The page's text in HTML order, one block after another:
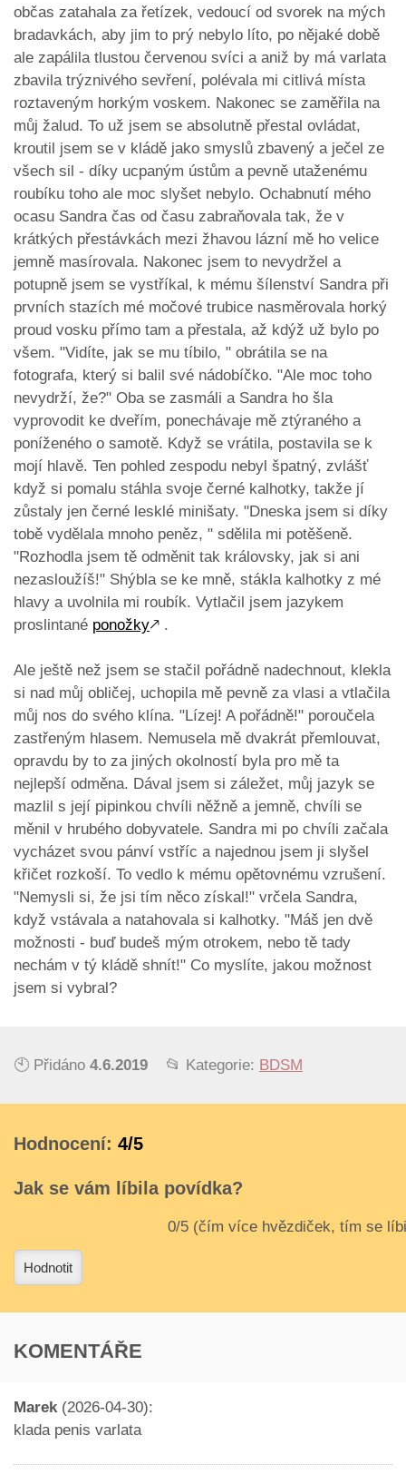
občas zatahala za řetízek, vedoucí od svorek na mých
bradavkách, aby jim to prý nebylo líto, po nějaké době
ale zapálila tlustou červenou svíci a aniž by má varlata
zbavila trýznivého sevření, polévala mi citlivá místa
roztaveným horkým voskem. Nakonec se zaměřila na
můj žalud. To už jsem se absolutně přestal ovládat,
kroutil jsem se v kládě jako smyslů zbavený a ječel ze
všech sil - díky ucpaným ústům a pevně utaženému
roubíku toho ale moc slyšet nebylo. Ochabnutí mého
ocasu Sandra čas od času zabraňovala tak, že v
krátkých přestávkách mezi žhavou lázní mě ho velice
jemně masírovala. Nakonec jsem to nevydržel a
potupně jsem se vystříkal, k mému šílenství Sandra při
prvních stazích mé močové trubice nasměrovala horký
proud vosku přímo tam a přestala, až kdýž už bylo po
všem. "Vidíte, jak se mu tíbilo, " obrátila se na
fotografa, který si balil své nádobíčko. "Ale moc toho
nevydrží, že?" Oba se zasmáli a Sandra ho šla
vyprovodit ke dveřím, ponechávaje mě ztýraného a
poníženého o samotě. Když se vrátila, postavila se k
mojí hlavě. Ten pohled zespodu nebyl špatný, zvlášť
když si pomalu stáhla svoje černé kalhotky, takže jí
zůstaly jen černé lesklé minišaty. "Dneska jsem si díky
tobě vydělala mnoho peněz, " sdělila mi potěšeně.
"Rozhodla jsem tě odměnit tak královsky, jak si ani
nezasloužíš!" Shýbla se ke mně, stákla kalhotky z mé
hlavy a uvolnila mi roubík. Vytlačil jsem jazykem
proslintané ponožky🡕 .
Ale ještě než jsem se stačil pořádně nadechnout, klekla
si nad můj obličej, uchopila mě pevně za vlasi a vtlačila
můj nos do svého klína. "Lízej! A pořádně!" poroučela
zastřeným hlasem. Nemusela mě dvakrát přemlouvat,
opravdu by to za jiných okolností byla pro mě ta
nejlepší odměna. Dával jsem si záležet, můj jazyk se
mazlil s její pipinkou chvíli něžně a jemně, chvíli se
měnil v hrubého dobyvatele. Sandra mi po chvíli začala
vycházet svou pánví vstříc a najednou jsem ji slyšel
křičet rozkoší. To vedlo k mému opětovnému vzrušení.
"Nemysli si, že jsi tím něco získal!" vrčela Sandra,
když vstávala a natahovala si kalhotky. "Máš jen dvě
možnosti - buď budeš mým otrokem, nebo tě tady
nechám v tý kládě shnít!" Co myslíte, jakou možnost
jsem si vybral?
🕙 Přidáno 4.6.2019 📂 Kategorie: BDSM
Hodnocení: 4/5
Jak se vám líbila povídka?
Hodnotit
KOMENTÁŘE
Marek(2026-04-30):
klada penis varlata